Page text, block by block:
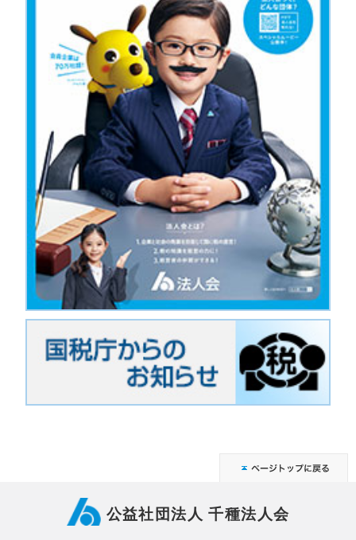
公益社団法人 千種法人会